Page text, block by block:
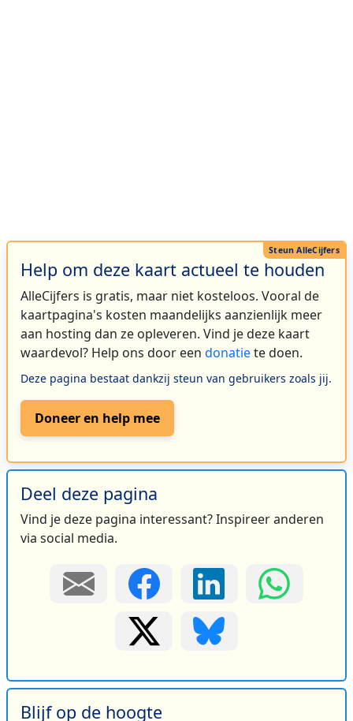
Help om deze kaart actueel te houden
AlleCijfers is gratis, maar niet kosteloos. Vooral de
kaartpagina's kosten maandelijks aanzienlijk meer
aan hosting dan ze opleveren. Vind je deze kaart
waardevol? Help ons door een donatiete doen.
Deze pagina bestaat dankzij steun van gebruikers zoals jij.
Doneer en help mee
Deel deze pagina
Vind je deze pagina interessant? Inspireer anderen
via social media.
Blijf op de hoogte